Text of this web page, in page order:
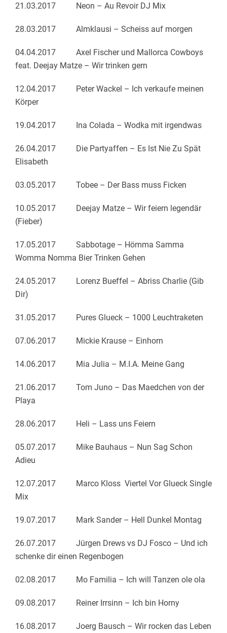
21.03.2017 Neon – Au Revoir DJ Mix
28.03.2017 Almklausi – Scheiss auf morgen
04.04.2017 Axel Fischer und Mallorca Cowboys
feat. Deejay Matze – Wir trinken gern
12.04.2017 Peter Wackel – Ich verkaufe meinen
Körper
19.04.2017 Ina Colada – Wodka mit irgendwas
26.04.2017 Die Partyaffen – Es Ist Nie Zu Spät
Elisabeth
03.05.2017 Tobee – Der Bass muss Ficken
10.05.2017 Deejay Matze – Wir feiern legendär
(Fieber)
17.05.2017 Sabbotage – Hömma Samma
Womma Nomma Bier Trinken Gehen
24.05.2017 Lorenz Bueffel – Abriss Charlie (Gib
Dir)
31.05.2017 Pures Glueck – 1000 Leuchtraketen
07.06.2017 Mickie Krause – Einhorn
14.06.2017 Mia Julia – M.I.A. Meine Gang
21.06.2017 Tom Juno – Das Maedchen von der
Playa
28.06.2017 Heli – Lass uns Feiern
05.07.2017 Mike Bauhaus – Nun Sag Schon
Adieu
12.07.2017 Marco Kloss Viertel Vor Glueck Single
Mix
19.07.2017 Mark Sander – Hell Dunkel Montag
26.07.2017 Jürgen Drews vs DJ Fosco – Und ich
schenke dir einen Regenbogen
02.08.2017 Mo Familia – Ich will Tanzen ole ola
09.08.2017 Reiner Irrsinn – Ich bin Horny
16.08.2017 Joerg Bausch – Wir rocken das Leben